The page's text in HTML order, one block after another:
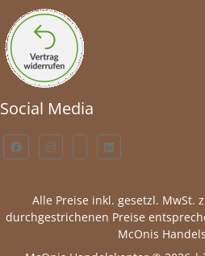
Social Media
Alle Preise inkl. gesetzl. MwSt.
durchgestrichenen Preise
McOnis